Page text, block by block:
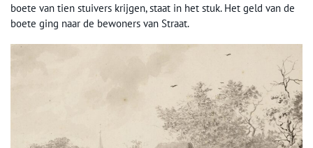
boete van tien stuivers krijgen, staat in het stuk. Het geld van de
boete ging naar de bewoners van Straat.